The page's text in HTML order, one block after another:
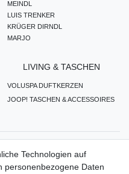
MEINDL
LUIS TRENKER
KRÜGER DIRNDL
MARJO
LIVING & TASCHEN
VOLUSPA DUFTKERZEN
JOOP! TASCHEN & ACCESSOIRES
Technologien auf
personenbezogene Daten